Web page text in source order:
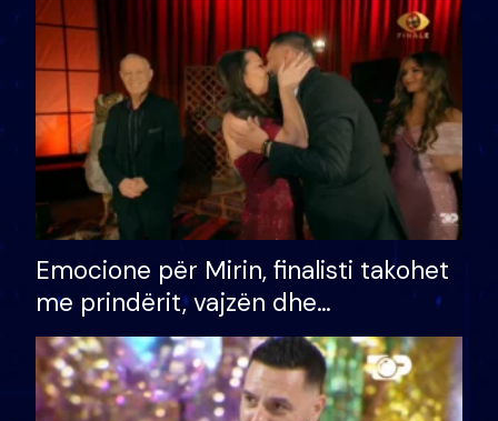
të fituar çmimin e madh
Emocione për Mirin, finalisti takohet
me prindërit, vajzën dhe
bashkëshorten: S’kemi ndonjë letër
divorci apo jo?